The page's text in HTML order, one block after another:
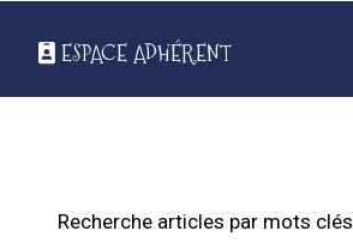
ESPACE ADHÉRENT
Recherche articles par mots clés